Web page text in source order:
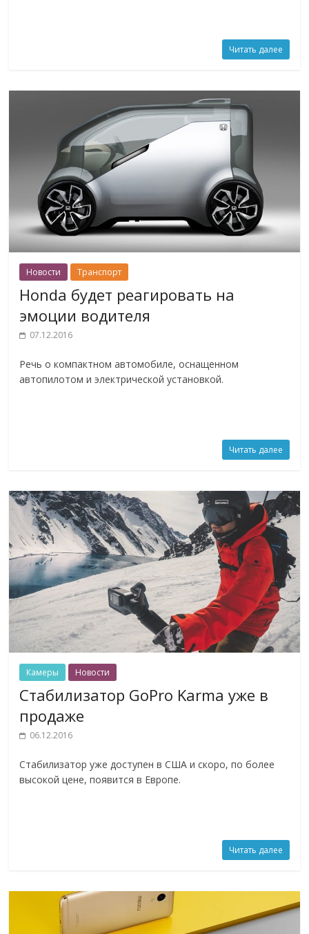
Читать далее
Новости Транспорт
Honda будет реагировать на
эмоции водителя
07.12.2016
Речь о компактном автомобиле, оснащенном
автопилотом и электрической установкой.
Читать далее
Камеры Новости
Стабилизатор GoPro Karma уже в
продаже
06.12.2016
Стабилизатор уже доступен в США и скоро, по более
высокой цене, появится в Европе.
Читать далее